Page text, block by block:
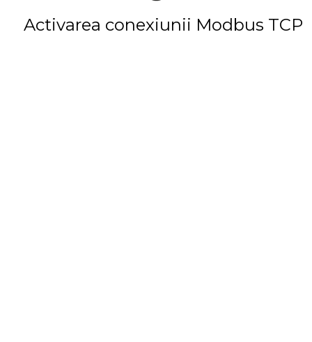
Activarea conexiunii Modbus TCP